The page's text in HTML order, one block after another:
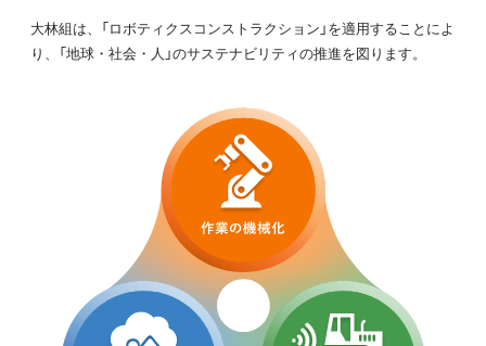
大林組は、「ロボティクスコンストラクション」を適用することによ
り、「地球・社会・人」のサステナビリティの推進を図ります。